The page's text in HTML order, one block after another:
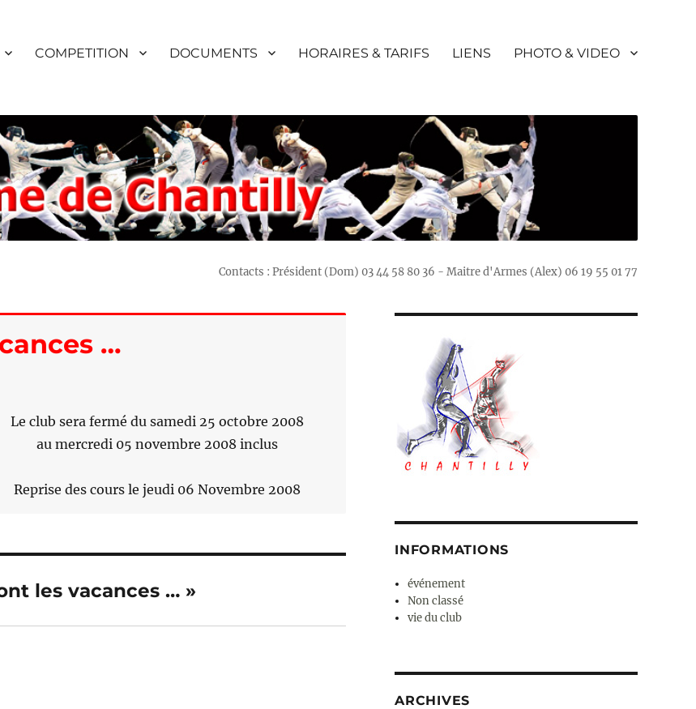
COMPETITION DOCUMENTS HORAIRES & TARIFS LIENS PHOTO & VIDEO
Contacts : Président (Dom) 03 44 58 80 36 - Maitre d'Armes (Alex) 06 19 55 01 77
…
Le club sera fermé du samedi 25 octobre 2008
au mercredi 05 novembre 2008 inclus
Reprise des cours le jeudi 06 Novembre 2008
les vacances … »
INFORMATIONS
événement
Non classé
vie du club
ARCHIVES